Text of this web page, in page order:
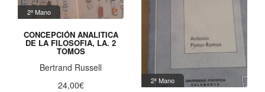
2ª Mano
CONCEPCIÓN ANALITICA
DE LA FILOSOFIA, LA. 2
TOMOS
Bertrand Russell
24,00€
2ª Mano